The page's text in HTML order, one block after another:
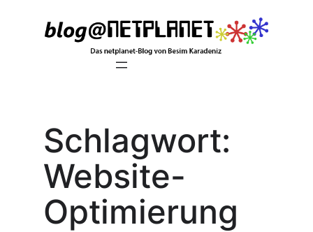
Schlagwort:
Website-
Optimierung